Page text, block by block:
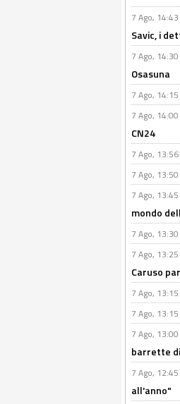
7 Ago,
Savic, i
7 Ago,
Osasuna
7 Ago,
7 Ago,
CN24
7 Ago,
7 Ago,
7 Ago,
mondo
7 Ago,
7 Ago,
Caruso
7 Ago,
7 Ago,
7 Ago,
barrette
7 Ago,
all'anno"